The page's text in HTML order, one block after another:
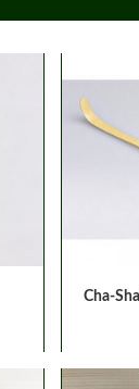
Cha-